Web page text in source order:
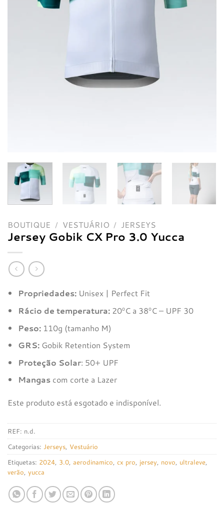
BOUTIQUE / VESTUÁRIO / JERSEYS
Jersey Gobik CX Pro 3.0 Yucca
Propriedades:Unisex | Perfect Fit
Rácio de temperatura: 20ºC a 38ºC – UPF 30
Peso:110g (tamanho M)
GRS: Gobik Retention System
Proteção Solar: 50+ UPF
Mangascom corte a Lazer
Este produto está esgotado e indisponível.
REF: n.d.
Categorias: Jerseys, Vestuário
Etiquetas: 2024, 3.0, aerodinamico, cx pro, jersey, novo, ultraleve,
verão, yucca